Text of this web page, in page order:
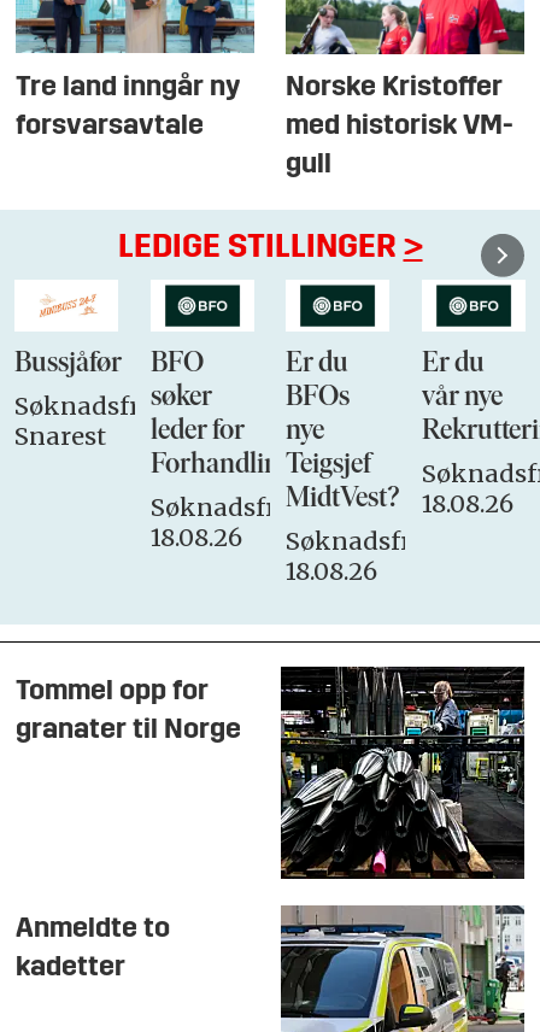
Tre land inngår ny
forsvarsavtale
Norske Kristoffer
med historisk VM-
gull
LEDIGE STILLINGER >
Bussjåfør
Søknadsfrist:
Snarest
BFO
søker
leder for
Forhandlingsutvalget
Søknadsfrist:
18.08.26
Er du
BFOs
nye
Teigsjef
MidtVest?
Søknadsfrist:
18.08.26
Er du
vår nye
18.08.26
Tommel opp for
granater til Norge
Anmeldte to
kadetter